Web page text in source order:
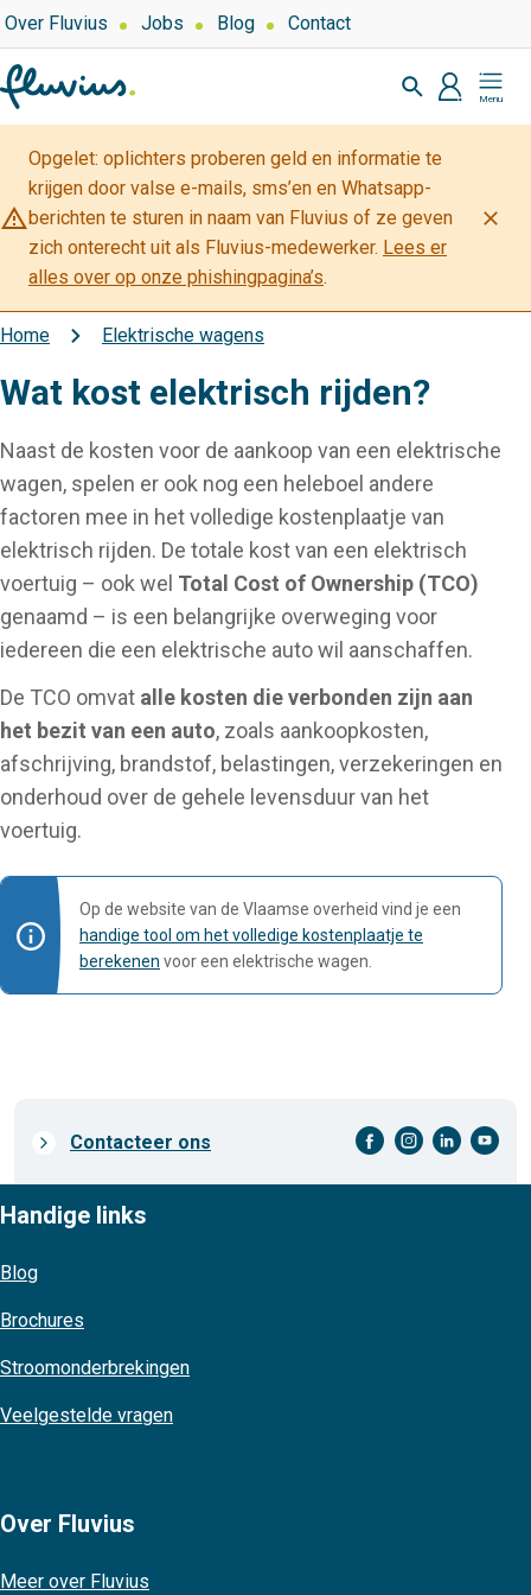
Overslaan
en
naar
de
inhoud
gaan
Top
navigation
Over Fluvius Jobs Blog Contact
Zoeken
profiel
Mijn
Fluvius
warning_amber
Opgelet: oplichters proberen geld en informatie te
krijgen door valse e-mails, sms’en en Whatsapp-
berichten te sturen in naam van Fluvius of ze geven
zich onterecht uit als Fluvius-medewerker. Lees er
alles over op onze phishingpagina’s.
close
Kruimelpad
Home Elektrische wagens
Wat kost elektrisch rijden?
Naast de kosten voor de aankoop van een elektrische
wagen, spelen er ook nog een heleboel andere
factoren mee in het volledige kostenplaatje van
elektrisch rijden. De totale kost van een elektrisch
voertuig – ook wel Total Cost of Ownership (TCO)
genaamd – is een belangrijke overweging voor
iedereen die een elektrische auto wil aanschaffen.
De TCO omvat alle kosten die verbonden zijn aan
het bezit van een auto, zoals aankoopkosten,
afschrijving, brandstof, belastingen, verzekeringen en
onderhoud over de gehele levensduur van het
voertuig.
Op de website van de Vlaamse overheid vind je een
handige tool om het volledige kostenplaatje te
berekenen voor een elektrische wagen.
Prefooter
Contacteer ons facebook-cirkel instagram-cirkel linkedin-cirkel youtube-cirkel
Handige links
Blog
Brochures
Stroomonderbrekingen
Veelgestelde vragen
Over Fluvius
Meer over Fluvius